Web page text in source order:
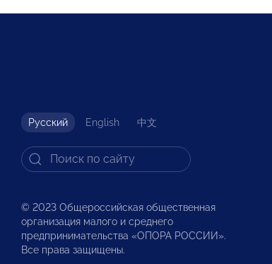
Русский English 中文
© 2023 Общероссийская общественная
организация малого и среднего
предпринимательства «ОПОРА РОССИИ».
Все права защищены.